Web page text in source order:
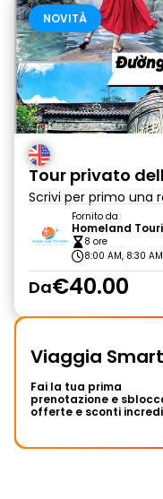
NOVITÀ
Tour privato
Scrivi per primo una
Fornito da
Homeland
8 ore
8:00 AM, 8:30 AM
Da€40.00
Viaggia
Fai la tua prima
prenotazione e
offerte e sconti